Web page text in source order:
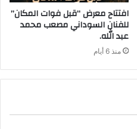
افتتاح معرض “قبل فوات المكان”
للفنان السوداني مصعب محمد
عبد الله.
منذ 6 أيام